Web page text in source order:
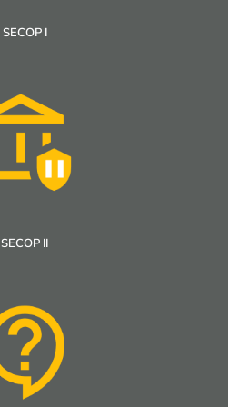
SECOP I
SECOP II